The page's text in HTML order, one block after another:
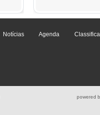
Notícias Agenda